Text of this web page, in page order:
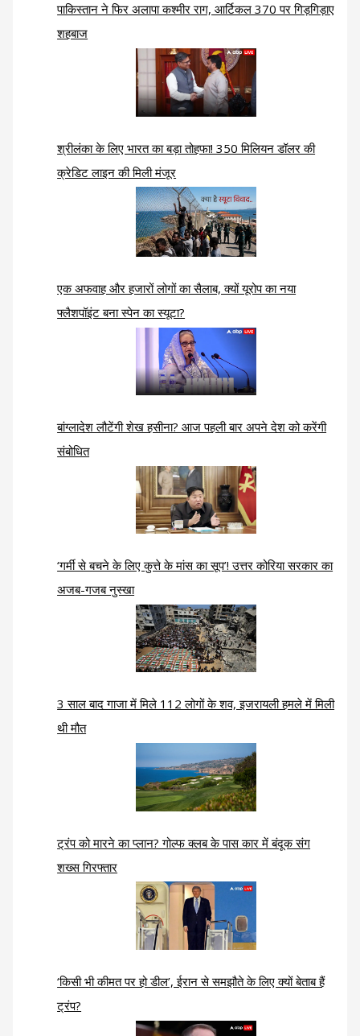
पाकिस्तान ने फिर अलापा कश्मीर राग, आर्टिकल 370 पर गिड़गिड़ाए
शहबाज
श्रीलंका के लिए भारत का बड़ा तोहफा! 350 मिलियन डॉलर की
क्रेडिट लाइन की मिली मंजूर
एक अफवाह और हजारों लोगों का सैलाब, क्यों यूरोप का नया
फ्लैशपॉइंट बना स्पेन का स्यूटा?
बांग्लादेश लौटेंगी शेख हसीना? आज पहली बार अपने देश को करेंगी
संबोधित
‘गर्मी से बचने के लिए कुत्ते के मांस का सूप’! उत्तर कोरिया सरकार का
अजब-गजब नुस्खा
3 साल बाद गाजा में मिले 112 लोगों के शव, इजरायली हमले में मिली
थी मौत
ट्रंप को मारने का प्लान? गोल्फ क्लब के पास कार में बंदूक संग
शख्स गिरफ्तार
‘किसी भी कीमत पर हो डील’, ईरान से समझौते के लिए क्यों बेताब हैं
ट्रंप?